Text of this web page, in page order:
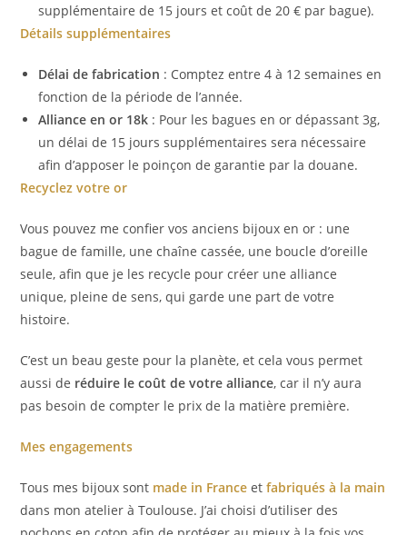
supplémentaire de 15 jours et coût de 20 € par bague).
Détails supplémentaires
Délai de fabrication : Comptez entre 4 à 12 semaines en
fonction de la période de l’année.
Alliance en or 18k : Pour les bagues en or dépassant 3g,
un délai de 15 jours supplémentaires sera nécessaire
afin d’apposer le poinçon de garantie par la douane.
Recyclez votre or
Vous pouvez me confier vos anciens bijoux en or : une
bague de famille, une chaîne cassée, une boucle d’oreille
seule, afin que je les recycle pour créer une alliance
unique, pleine de sens, qui garde une part de votre
histoire.
C’est un beau geste pour la planète, et cela vous permet
aussi de réduire le coût de votre alliance, car il n’y aura
pas besoin de compter le prix de la matière première.
Mes engagements
Tous mes bijoux sont made in France etfabriqués à la main
dans mon atelier à Toulouse. J’ai choisi d’utiliser des